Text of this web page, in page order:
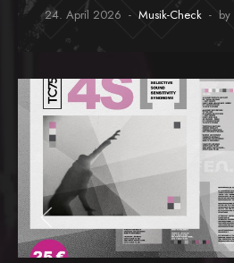
24. April 2026 Musik-Check by